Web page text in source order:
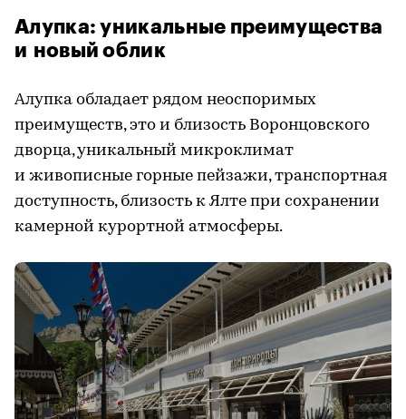
Алупка: уникальные преимущества
и новый облик
Алупка обладает рядом неоспоримых
преимуществ, это и близость Воронцовского
дворца, уникальный микроклимат
и живописные горные пейзажи, транспортная
доступность, близость к Ялте при сохранении
камерной курортной атмосферы.